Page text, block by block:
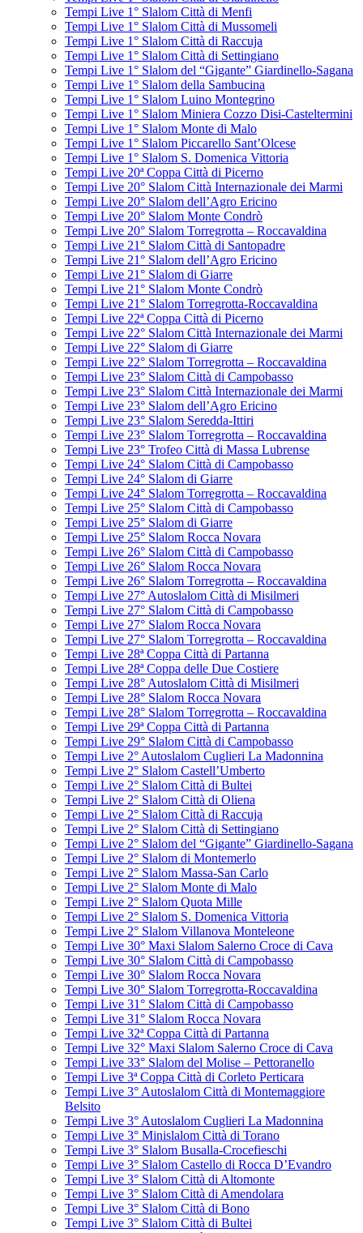
Tempi Live 1° Slalom Città di Menfi
Tempi Live 1° Slalom Città di Mussomeli
Tempi Live 1° Slalom Città di Raccuja
Tempi Live 1° Slalom Città di Settingiano
Tempi Live 1° Slalom del “Gigante” Giardinello-Sagana
Tempi Live 1° Slalom della Sambucina
Tempi Live 1° Slalom Luino Montegrino
Tempi Live 1° Slalom Miniera Cozzo Disi-Casteltermini
Tempi Live 1° Slalom Monte di Malo
Tempi Live 1° Slalom Piccarello Sant’Olcese
Tempi Live 1° Slalom S. Domenica Vittoria
Tempi Live 20ª Coppa Città di Picerno
Tempi Live 20° Slalom Città Internazionale dei Marmi
Tempi Live 20° Slalom dell’Agro Ericino
Tempi Live 20° Slalom Monte Condrò
Tempi Live 20° Slalom Torregrotta – Roccavaldina
Tempi Live 21° Slalom Città di Santopadre
Tempi Live 21° Slalom dell’Agro Ericino
Tempi Live 21° Slalom di Giarre
Tempi Live 21° Slalom Monte Condrò
Tempi Live 21° Slalom Torregrotta-Roccavaldina
Tempi Live 22ª Coppa Città di Picerno
Tempi Live 22° Slalom Città Internazionale dei Marmi
Tempi Live 22° Slalom di Giarre
Tempi Live 22° Slalom Torregrotta – Roccavaldina
Tempi Live 23° Slalom Città di Campobasso
Tempi Live 23° Slalom Città Internazionale dei Marmi
Tempi Live 23° Slalom dell’Agro Ericino
Tempi Live 23° Slalom Seredda-Ittiri
Tempi Live 23° Slalom Torregrotta – Roccavaldina
Tempi Live 23° Trofeo Città di Massa Lubrense
Tempi Live 24° Slalom Città di Campobasso
Tempi Live 24° Slalom di Giarre
Tempi Live 24° Slalom Torregrotta – Roccavaldina
Tempi Live 25° Slalom Città di Campobasso
Tempi Live 25° Slalom di Giarre
Tempi Live 25° Slalom Rocca Novara
Tempi Live 26° Slalom Città di Campobasso
Tempi Live 26° Slalom Rocca Novara
Tempi Live 26° Slalom Torregrotta – Roccavaldina
Tempi Live 27° Autoslalom Città di Misilmeri
Tempi Live 27° Slalom Città di Campobasso
Tempi Live 27° Slalom Rocca Novara
Tempi Live 27° Slalom Torregrotta – Roccavaldina
Tempi Live 28ª Coppa Città di Partanna
Tempi Live 28ª Coppa delle Due Costiere
Tempi Live 28° Autoslalom Città di Misilmeri
Tempi Live 28° Slalom Rocca Novara
Tempi Live 28° Slalom Torregrotta – Roccavaldina
Tempi Live 29ª Coppa Città di Partanna
Tempi Live 29° Slalom Città di Campobasso
Tempi Live 2° Autoslalom Cuglieri La Madonnina
Tempi Live 2° Slalom Castell’Umberto
Tempi Live 2° Slalom Città di Bultei
Tempi Live 2° Slalom Città di Oliena
Tempi Live 2° Slalom Città di Raccuja
Tempi Live 2° Slalom Città di Settingiano
Tempi Live 2° Slalom del “Gigante” Giardinello-Sagana
Tempi Live 2° Slalom di Montemerlo
Tempi Live 2° Slalom Massa-San Carlo
Tempi Live 2° Slalom Monte di Malo
Tempi Live 2° Slalom Quota Mille
Tempi Live 2° Slalom S. Domenica Vittoria
Tempi Live 2° Slalom Villanova Monteleone
Tempi Live 30° Maxi Slalom Salerno Croce di Cava
Tempi Live 30° Slalom Città di Campobasso
Tempi Live 30° Slalom Rocca Novara
Tempi Live 30° Slalom Torregrotta-Roccavaldina
Tempi Live 31° Slalom Città di Campobasso
Tempi Live 31° Slalom Rocca Novara
Tempi Live 32ª Coppa Città di Partanna
Tempi Live 32° Maxi Slalom Salerno Croce di Cava
Tempi Live 33° Slalom del Molise – Pettoranello
Tempi Live 3ª Coppa Città di Corleto Perticara
Tempi Live 3° Autoslalom Città di Montemaggiore
Belsito
Tempi Live 3° Autoslalom Cuglieri La Madonnina
Tempi Live 3° Minislalom Città di Torano
Tempi Live 3° Slalom Busalla-Crocefieschi
Tempi Live 3° Slalom Castello di Rocca D’Evandro
Tempi Live 3° Slalom Città di Altomonte
Tempi Live 3° Slalom Città di Amendolara
Tempi Live 3° Slalom Città di Bono
Tempi Live 3° Slalom Città di Bultei